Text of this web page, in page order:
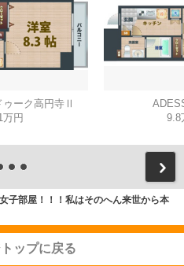
ゥーク高円寺Ⅱ
万円
9.8
子部屋！！！私はそのへん来世から本
ップに戻る